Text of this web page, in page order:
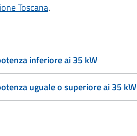
Toscana.
inferiore ai 35 kW
uguale o superiore ai 35 kW